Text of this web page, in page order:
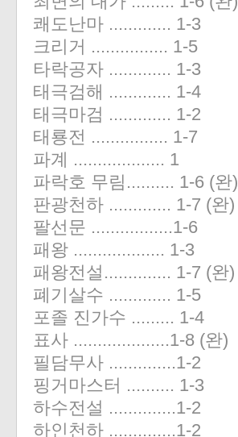
쾌도난마 ............. 1-3
크리거 ................ 1-5
타락공자 ............. 1-3
태극검해 ............. 1-4
태극마검 ............. 1-2
태룡전 ................ 1-7
파계 ................... 1
파락호 무림.......... 1-6 (완)
판광천하 ............. 1-7 (완)
팔선문 .................1-6
패왕 ................... 1-3
패왕전설.............. 1-7 (완)
폐기살수 ............. 1-5
포졸 진가수 ......... 1-4
표사 ....................1-8 (완)
필담무사 ..............1-2
핑거마스터 .......... 1-3
하수전설 ..............1-2
하인천하 ..............1-2